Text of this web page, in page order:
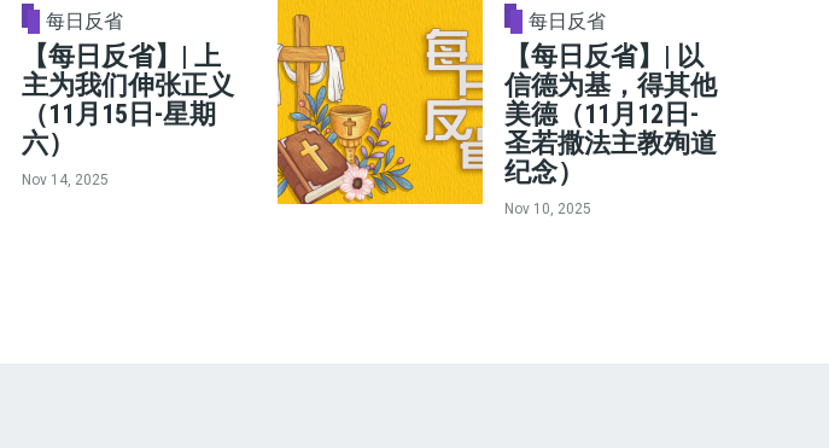
每日反省
【每日反省】| 上
主为我们伸张正义
（11月15日-星期
六）
Nov 14, 2025
每日反省
【每日反省】| 以
信德为基，得其他
美德（11月12日-
圣若撒法主教殉道
纪念）
Nov 10, 2025